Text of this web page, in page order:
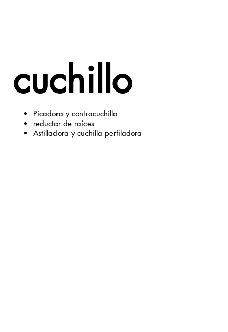
cuchillo
Picadora y contracuchilla
reductor de raíces
Astilladora y cuchilla perfiladora